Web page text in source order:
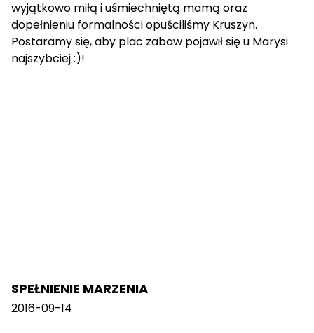
wyjątkowo miłą i uśmiechniętą mamą oraz
dopełnieniu formalności opuściliśmy Kruszyn.
Postaramy się, aby plac zabaw pojawił się u Marysi
najszybciej :)!
SPEŁNIENIE MARZENIA
2016-09-14